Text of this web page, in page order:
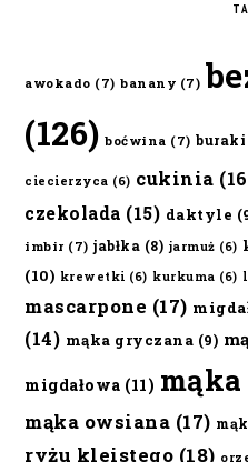
awokado (7) banany (7)
(126) boćwina (7) buraki
ciecierzyca (6) cukinia
czekolada (15) daktyle
imbir (7) jabłka (8) jarmuż (6)
(10) krewetki (6) kurkuma (6)
mascarpone (17)
(14) mąka gryczana (9)
migdałowa (11)
mąka owsiana (17)
ryżu kleistego (18)